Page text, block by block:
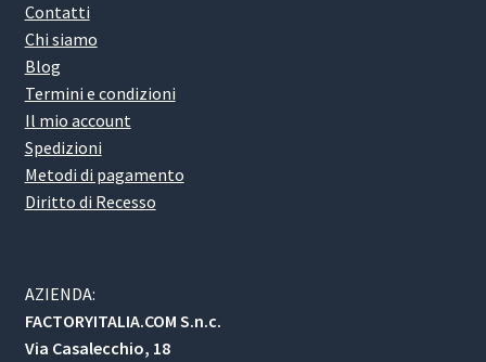
Contatti
Chi siamo
Blog
Termini e condizioni
Il mio account
Spedizioni
Metodi di pagamento
Diritto di Recesso
AZIENDA:
FACTORYITALIA.COM S.n.c.
Via Casalecchio, 18